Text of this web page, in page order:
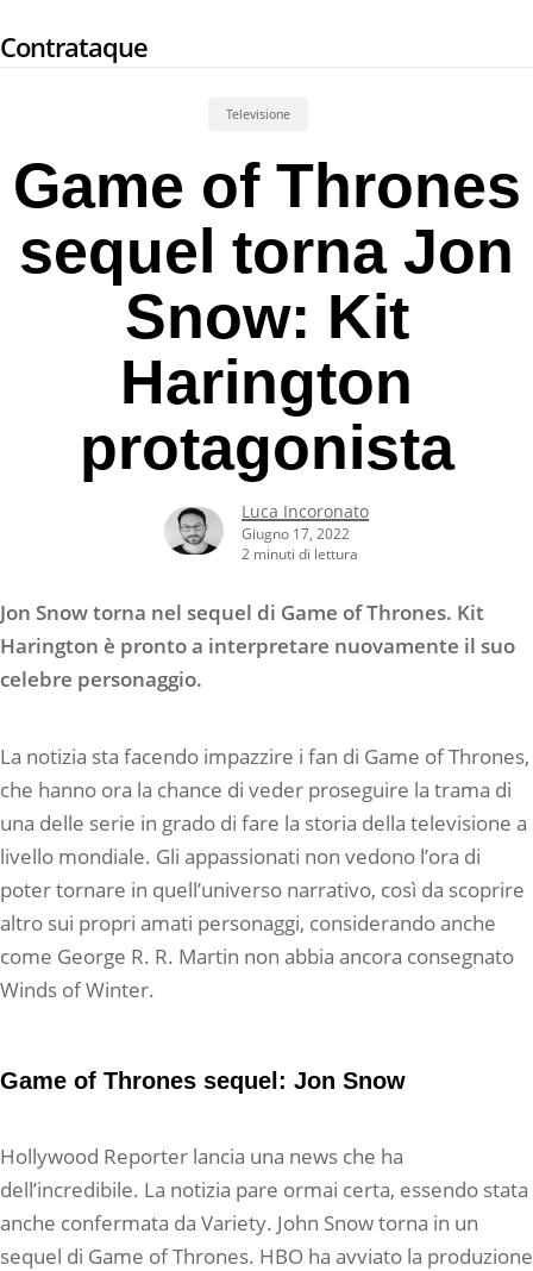
to
Contrataque
Televisione
Game of Thrones
sequel torna Jon
Snow: Kit
Harington
protagonista
Luca Incoronato
Giugno 17, 2022
2 minuti di lettura
Jon Snow torna nel sequel di Game of Thrones. Kit
Harington è pronto a interpretare nuovamente il suo
celebre personaggio.
La notizia sta facendo impazzire i fan di Game of Thrones,
che hanno ora la chance di veder proseguire la trama di
una delle serie in grado di fare la storia della televisione a
livello mondiale. Gli appassionati non vedono l’ora di
poter tornare in quell’universo narrativo, così da scoprire
altro sui propri amati personaggi, considerando anche
come George R. R. Martin non abbia ancora consegnato
Winds of Winter.
Game of Thrones sequel: Jon Snow
Hollywood Reporter lancia una news che ha
dell’incredibile. La notizia pare ormai certa, essendo stata
anche confermata da Variety. John Snow torna in un
sequel di Game of Thrones. HBO ha avviato la produzione